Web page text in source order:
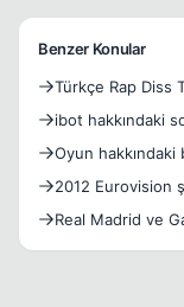
Benzer Konular
Türkçe Rap Diss
ibot hakkındaki
Oyun
2012 Eurovision
Real Madrid ve